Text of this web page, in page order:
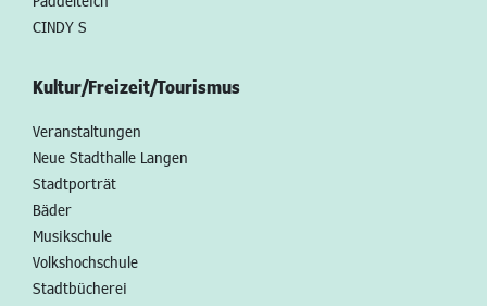
CINDY S
Kultur/Freizeit/Tourismus
Veranstaltungen
Neue Stadthalle Langen
Stadtporträt
Bäder
Musikschule
Volkshochschule
Stadtbücherei